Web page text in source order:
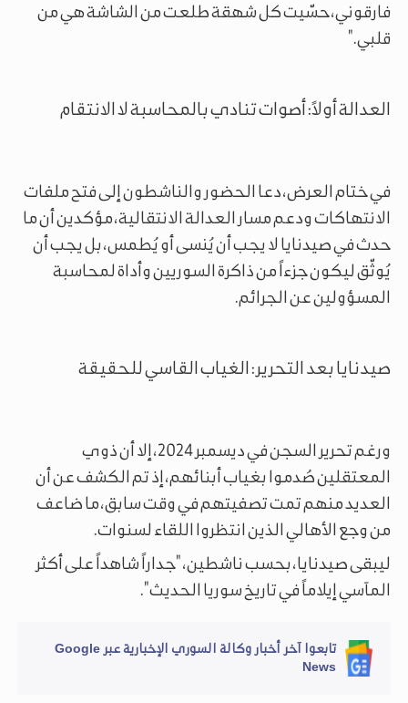
فارقوني، حسّيت كل شهقة طلعت من الشاشة هي من
قلبي."
العدالة أولاً: أصوات تنادي بالمحاسبة لا الانتقام
في ختام العرض، دعا الحضور والناشطون إلى فتح ملفات
الانتهاكات ودعم مسار العدالة الانتقالية، مؤكدين أن ما
حدث في صيدنايا لا يجب أن يُنسى أو يُطمس، بل يجب أن
يُوثّق ليكون جزءاً من ذاكرة السوريين وأداة لمحاسبة
المسؤولين عن الجرائم.
صيدنايا بعد التحرير: الغياب القاسي للحقيقة
ورغم تحرير السجن في ديسمبر 2024، إلا أن ذوي
المعتقلين صُدموا بغياب أبنائهم، إذ تم الكشف عن أن
العديد منهم تمت تصفيتهم في وقت سابق، ما ضاعف
من وجع الأهالي الذين انتظروا اللقاء لسنوات.
ليبقى صيدنايا، بحسب ناشطين، "جداراً شاهداً على أكثر
المآسي إيلاماً في تاريخ سوريا الحديث".
تابعوا آخر أخبار وكالة السوري الإخبارية عبر Google
News